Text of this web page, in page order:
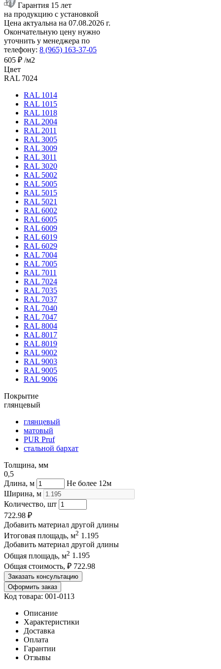
Гарантия 15 лет
на продукцию с установкой
Цена актуальна на 07.08.2026 г.
Окончательную цену нужно
уточнить у менеджера по
телефону: 8 (965) 163-37-05
605 ₽ /м2
Цвет
RAL 7024
RAL 1014
RAL 1015
RAL 1018
RAL 2004
RAL 2011
RAL 3005
RAL 3009
RAL 3011
RAL 3020
RAL 5002
RAL 5005
RAL 5015
RAL 5021
RAL 6002
RAL 6005
RAL 6009
RAL 6019
RAL 6029
RAL 7004
RAL 7005
RAL 7011
RAL 7024
RAL 7035
RAL 7037
RAL 7040
RAL 7047
RAL 8004
RAL 8017
RAL 8019
RAL 9002
RAL 9003
RAL 9005
RAL 9006
Покрытие
глянцевый
глянцевый
матовый
PUR Pruf
стальной бархат
Толщина, мм
0,5
Длина, м
Не более 12м
Ширина, м
Количество, шт
722.98 ₽
Добавить материал другой длины
Итоговая площадь, м2 1.195
Добавить материал другой длины
Общая площадь, м2 1.195
Общая стоимость, ₽ 722.98
Заказать консультацию
Оформить заказ
Код товара: 001-0113
Описание
Характеристики
Доставка
Оплата
Гарантии
Отзывы